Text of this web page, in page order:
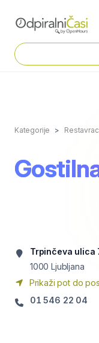
Kategorije
Trpinčeva ulica
1000 Ljubljana
Prikaži pot do
01 546 22 04